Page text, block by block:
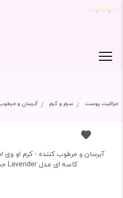
مراقبت پوست سرم و کرم آبرسان و
کاسه ای مدل Lavender حجم 270 میلی لیتر